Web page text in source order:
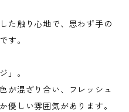
た触り心地で、思わず手の
す。
」。
が混ざり合い、フレッシュ
優しい雰囲気があります。